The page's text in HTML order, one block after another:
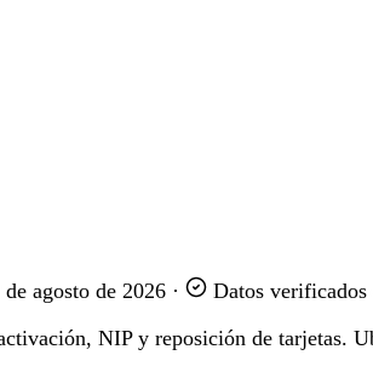
de agosto de 2026 · Datos verificados
NIP y reposición de tarjetas.